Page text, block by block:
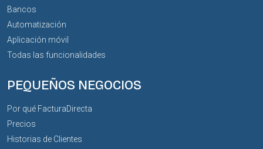
Bancos
Automatización
Aplicación móvil
Todas las funcionalidades
PEQUEÑOS NEGOCIOS
Por qué FacturaDirecta
Precios
Historias de Clientes